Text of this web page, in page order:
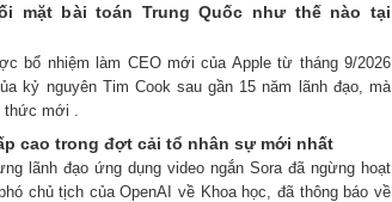
mặt bài toán Trung Quốc như thế nào tại
bổ nhiệm làm CEO mới của Apple từ tháng 9/2026
kỷ nguyên Tim Cook sau gần 15 năm lãnh đạo, mà
mới .
cao trong đợt cải tổ nhân sự mới nhất
lãnh đạo ứng dụng video ngắn Sora đã ngừng hoạt
chủ tịch của OpenAI về Khoa học, đã thông báo về